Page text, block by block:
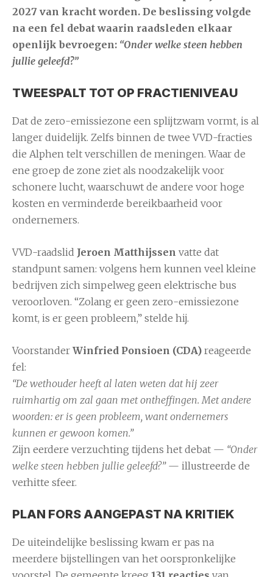
2027 van kracht worden. De beslissing volgde
na een fel debat waarin raadsleden elkaar
openlijk bevroegen: “Onder welke steen hebben
jullie geleefd?”
TWEESPALT TOT OP FRACTIENIVEAU
Dat de zero-emissiezone een splijtzwam vormt, is al
langer duidelijk. Zelfs binnen de twee VVD-fracties
die Alphen telt verschillen de meningen. Waar de
ene groep de zone ziet als noodzakelijk voor
schonere lucht, waarschuwt de andere voor hoge
kosten en verminderde bereikbaarheid voor
ondernemers.
VVD-raadslid Jeroen Matthijssen vatte dat
standpunt samen: volgens hem kunnen veel kleine
bedrijven zich simpelweg geen elektrische bus
veroorloven. “Zolang er geen zero-emissiezone
komt, is er geen probleem,” stelde hij.
Voorstander Winfried Ponsioen (CDA) reageerde
fel:
“De wethouder heeft al laten weten dat hij zeer
ruimhartig om zal gaan met ontheffingen. Met andere
woorden: er is geen probleem, want ondernemers
kunnen er gewoon komen.”
Zijn eerdere verzuchting tijdens het debat — “Onder
welke steen hebben jullie geleefd?”— illustreerde de
verhitte sfeer.
PLAN FORS AANGEPAST NA KRITIEK
De uiteindelijke beslissing kwam er pas na
meerdere bijstellingen van het oorspronkelijke